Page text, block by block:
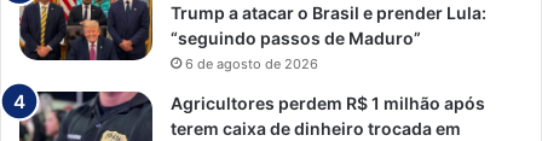
Trump a atacar o Brasil e prender Lula:
“seguindo passos de Maduro”
6 de agosto de 2026
Agricultores perdem R$ 1 milhão após
terem caixa de dinheiro trocada em